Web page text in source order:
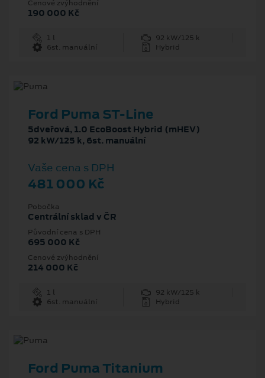
Cenové zvýhodnění
190 000 Kč
1 l
92 kW/125 k
6st. manuální
Hybrid
Ford Puma ST-Line
5dveřová, 1.0 EcoBoost Hybrid (mHEV)
92 kW/125 k, 6st. manuální
Vaše cena s DPH
481 000 Kč
Pobočka
Centrální sklad v ČR
Původní cena s DPH
695 000 Kč
Cenové zvýhodnění
214 000 Kč
1 l
92 kW/125 k
6st. manuální
Hybrid
Ford Puma Titanium